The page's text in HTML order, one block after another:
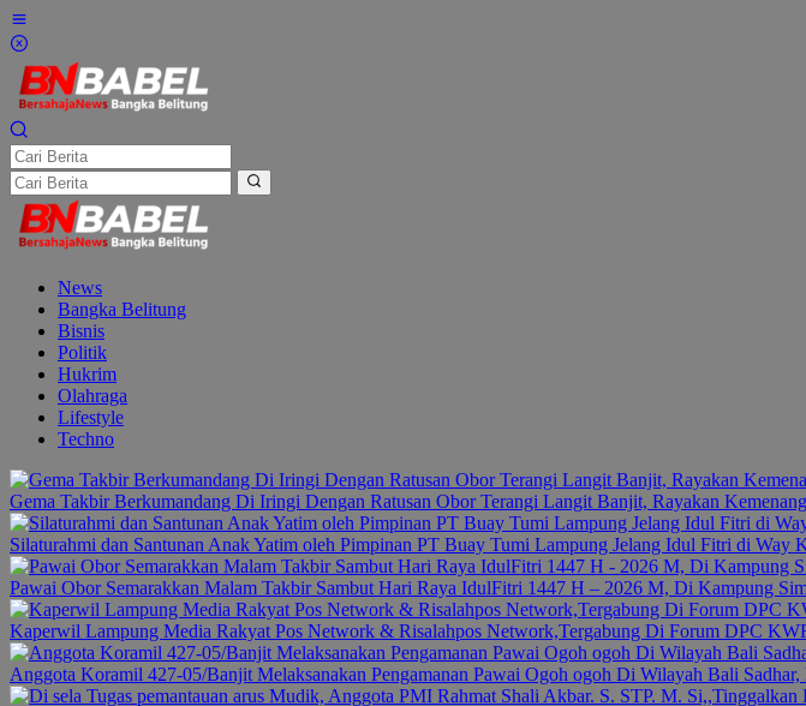
Lewati
ke
konten
News
Bangka Belitung
Bisnis
Politik
Hukrim
Olahraga
Lifestyle
Techno
Gema Takbir Berkumandang Di Iringi Dengan Ratusan Obor Terangi Langit Banjit, Rayakan
Silaturahmi dan Santunan Anak Yatim oleh Pimpinan PT Buay Tumi Lampung Jelang Idul Fitri di Way
Pawai Obor Semarakkan Malam Takbir Sambut Hari Raya IdulFitri 1447 H – 2026 M, Di Kampung
Kaperwil Lampung Media Rakyat Pos Network & Risalahpos Network,Tergabung Di Forum DPC
Anggota Koramil 427-05/Banjit Melaksanakan Pengamanan Pawai Ogoh ogoh Di Wilayah Bali